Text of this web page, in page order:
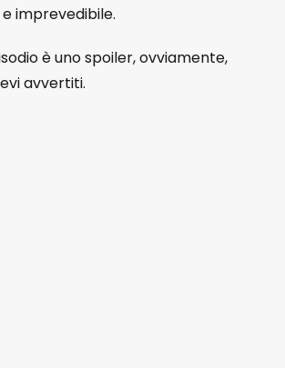
imprevedibile.
è uno spoiler, ovviamente,
avvertiti.